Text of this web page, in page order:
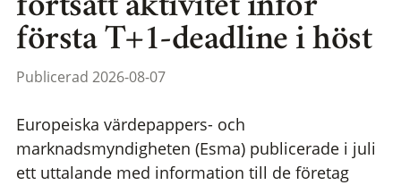
fortsatt aktivitet inför
första T+1-deadline i höst
Publicerad 2026-08-07
Europeiska värdepappers- och
marknadsmyndigheten (Esma) publicerade i juli
ett uttalande med information till de företag